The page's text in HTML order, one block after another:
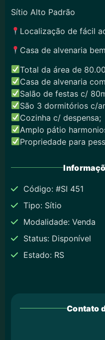
Sítio Alto Padrão
Localização de fácil
Casa de alvenaria
Total da área de
Casa de alvenaria
Salão de festas c/
São 3 dormitórios c/
Cozinha c/ despensa;
Amplo pátio
Propriedade para
Código: #SI 451
Tipo: Sítio
Modalidade: Venda
Status: Disponível
Estado: RS
Contato